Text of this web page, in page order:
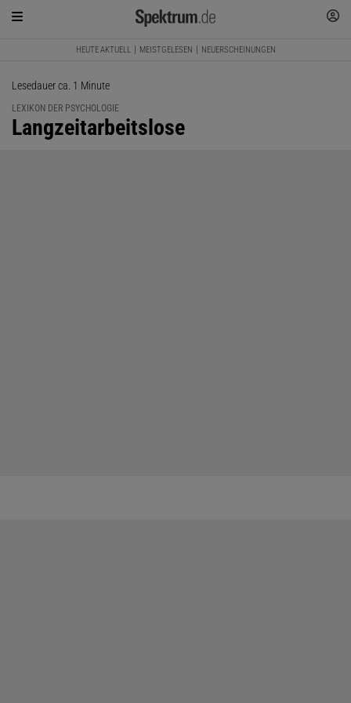
HEUTE AKTUELL MEISTGELESEN NEUERSCHEINUNGEN
Lesedauer ca. 1 Minute
LEXIKON DER PSYCHOLOGIE
:
Langzeitarbeitslose